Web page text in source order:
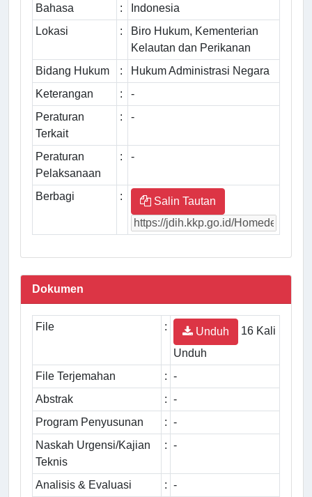
Bahasa :
Indonesia
Lokasi
:
Biro Hukum, Kementerian
Kelautan dan Perikanan
Bidang Hukum
:
Hukum Administrasi Negara
Keterangan
:
-
Peraturan
Terkait
: -
Peraturan
Pelaksanaan
: -
Berbagi : Salin Tautan
Dokumen
File : Unduh
16 Kali
Unduh
File Terjemahan
: -
Abstrak
: -
Program Penyusunan
: -
Naskah Urgensi/Kajian
Teknis
: -
Analisis & Evaluasi : -